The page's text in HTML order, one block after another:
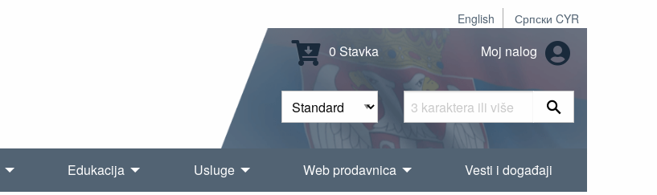
English Српски CYR
0 Stavka Moj nalog
Edukacija Usluge Web prodavnica Vesti i događaji